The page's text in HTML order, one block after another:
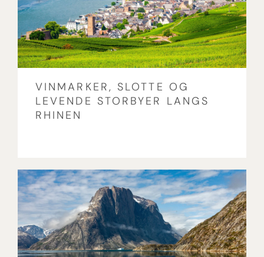
VINMARKER, SLOTTE OG
LEVENDE STORBYER LANGS
RHINEN